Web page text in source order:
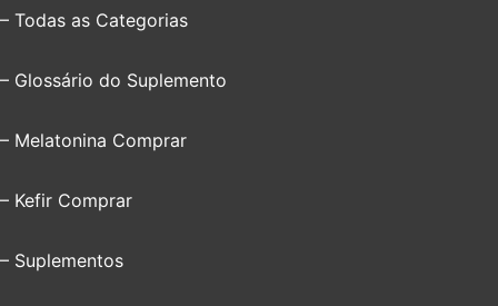
– Todas as Categorias
– Glossário do Suplemento
– Melatonina Comprar
– Kefir Comprar
– Suplementos